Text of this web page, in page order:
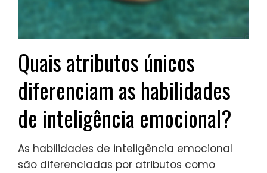
Quais atributos únicos
diferenciam as habilidades
de inteligência emocional?
As habilidades de inteligência emocional
são diferenciadas por atributos como